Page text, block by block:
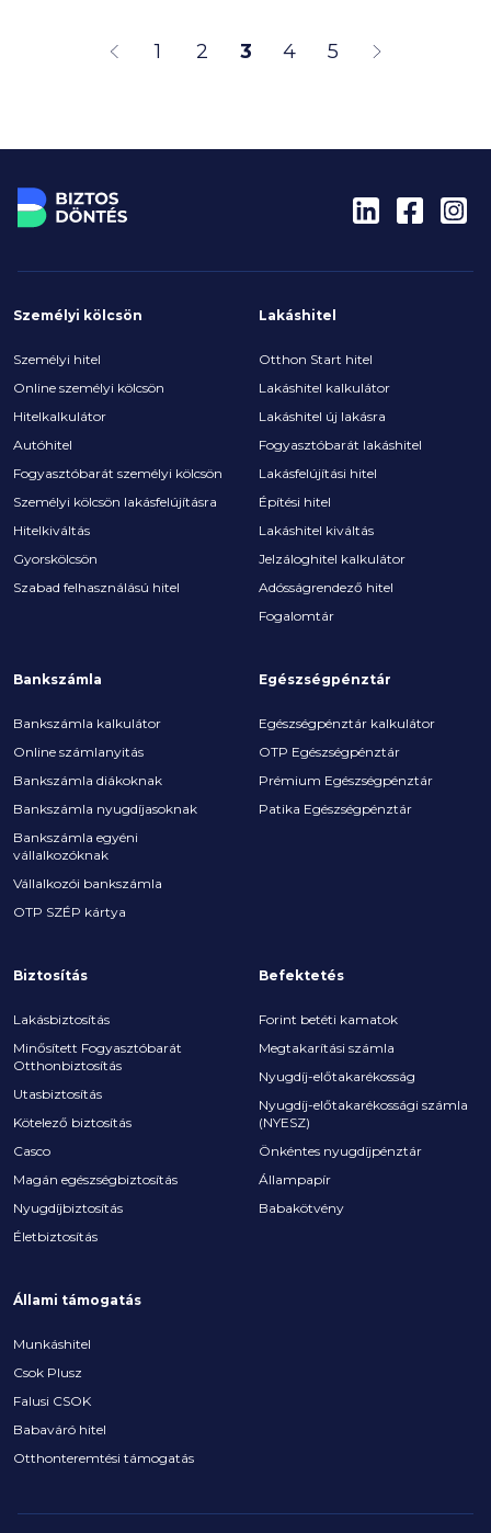
1 2 3 4 5
Személyi kölcsön
Személyi hitel
Online személyi kölcsön
Hitelkalkulátor
Autóhitel
Fogyasztóbarát személyi kölcsön
Személyi kölcsön lakásfelújításra
Hitelkiváltás
Gyorskölcsön
Szabad felhasználású hitel
Lakáshitel
Otthon Start hitel
Lakáshitel kalkulátor
Lakáshitel új lakásra
Fogyasztóbarát lakáshitel
Lakásfelújítási hitel
Építési hitel
Lakáshitel kiváltás
Jelzáloghitel kalkulátor
Adósságrendező hitel
Fogalomtár
Bankszámla
Bankszámla kalkulátor
Online számlanyitás
Bankszámla diákoknak
Bankszámla nyugdíjasoknak
Bankszámla egyéni
vállalkozóknak
Vállalkozói bankszámla
OTP SZÉP kártya
Egészségpénztár
Egészségpénztár kalkulátor
OTP Egészségpénztár
Prémium Egészségpénztár
Patika Egészségpénztár
Biztosítás
Lakásbiztosítás
Minősített Fogyasztóbarát
Otthonbiztosítás
Utasbiztosítás
Kötelező biztosítás
Casco
Magán egészségbiztosítás
Nyugdíjbiztosítás
Életbiztosítás
Befektetés
Forint betéti kamatok
Megtakarítási számla
Nyugdíj-előtakarékosság
Nyugdíj-előtakarékossági számla
(NYESZ)
Önkéntes nyugdíjpénztár
Állampapír
Babakötvény
Állami támogatás
Munkáshitel
Csok Plusz
Falusi CSOK
Babaváró hitel
Otthonteremtési támogatás